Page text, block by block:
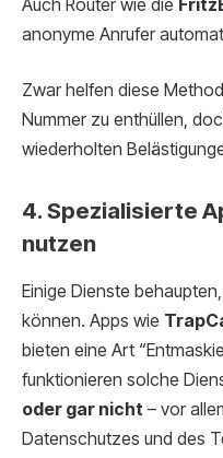
Auch Router wie die
anonyme Anrufer
Zwar helfen diese
Nummer zu enthüllen,
wiederholten
4. Spezialisierte
nutzen
Einige Dienste
können. Apps wie
bieten eine Art
funktionieren solche
oder gar nicht – vor
Datenschutzes und des